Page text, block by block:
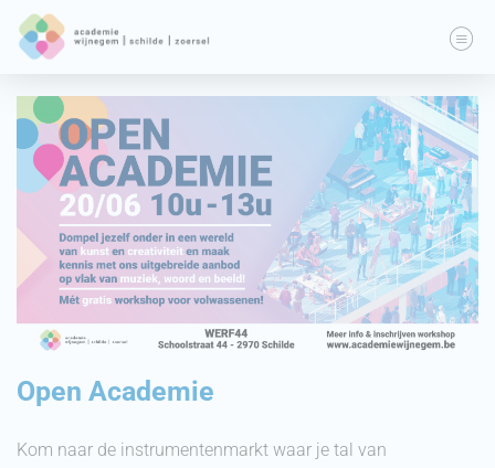
Open Academie
Kom naar de instrumentenmarkt waar je tal van